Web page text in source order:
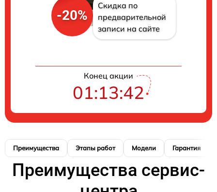
-20%
Скидка по
предварительной
записи на сайте
Конец акции
01:13:42
Преимущества Этапы работ Модели Гарантия
Преимущества сервис-